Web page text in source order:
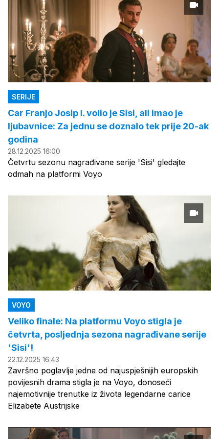
SERIJE
Car Franjo Josip I. volio je Sisi, ali imao je
ljubavnice: Za jednu se doznalo tek prije 20-ak
godina
28.12.2025 16:00
Četvrtu sezonu nagrađivane serije 'Sisi' gledajte
odmah na platformi Voyo
VOYO
Veliko finale: Na platformu Voyo stigla je
četvrta, posljednja sezona nagrađivane serije
'Sisi'!
22.12.2025 16:43
Završno poglavlje jedne od najuspješnijih europskih
povijesnih drama stigla je na Voyo, donoseći
najemotivnije trenutke iz života legendarne carice
Elizabete Austrijske